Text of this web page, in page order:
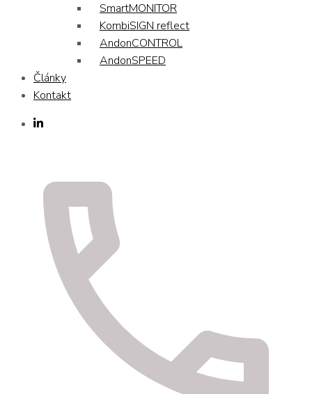
SmartMONITOR
KombiSIGN reflect
AndonCONTROL
AndonSPEED
Články
Kontakt